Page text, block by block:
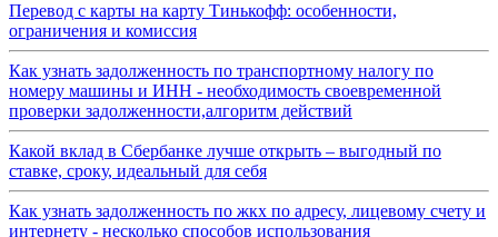
Перевод с карты на карту Тинькофф: особенности,
ограничения и комиссия
Как узнать задолженность по транспортному налогу по
номеру машины и ИНН - необходимость своевременной
проверки задолженности,алгоритм действий
Какой вклад в Сбербанке лучше открыть – выгодный по
ставке, сроку, идеальный для себя
Как узнать задолженность по жкх по адресу, лицевому счету и
интернету - несколько способов использования